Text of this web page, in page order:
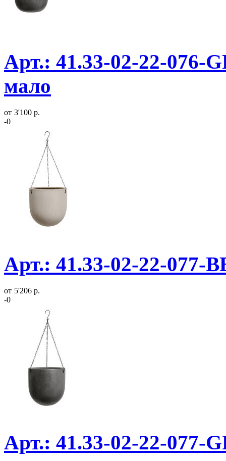
Арт.: 41.33-02-22-076-
мало
от 3'100 р.
-0
Арт.: 41.33-02-22-077-
от 5'206 р.
-0
Арт.: 41.33-02-22-077-